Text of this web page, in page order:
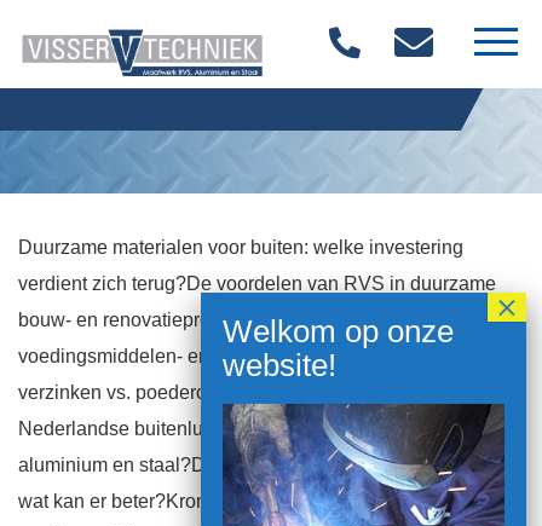
Diensten
Producten
Vacatures
Contact
Duurzame materialen voor buiten: welke investering
verdient zich terug?De voordelen van RVS in duurzame
bouw- en renovatieprojectenHygiënisch produceren in de
voedingsmiddelen- en farmaceutische industrieThermisch
verzinken vs. poedercoaten: de strijd tegen corrosie in de
Nederlandse buitenluchtWat is het verschil tussen RVS,
aluminium en staal?Duurzaamheid in de metaalbewerking:
wat kan er beter?Kromtrekken van metaal